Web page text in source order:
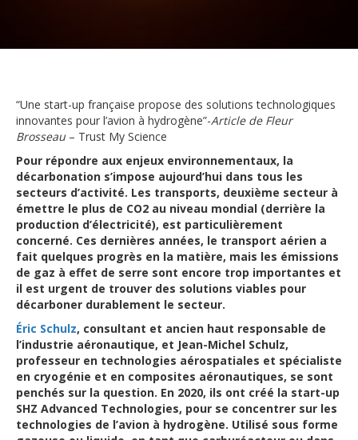
“Une start-up française propose des solutions technologiques
innovantes pour l’avion à hydrogène”-Article de Fleur
Brosseau – Trust My Science
Pour répondre aux enjeux environnementaux, la
décarbonation s’impose aujourd’hui dans tous les
secteurs d’activité. Les transports, deuxième secteur à
émettre le plus de CO2 au niveau mondial (derrière la
production d’électricité), est particulièrement
concerné. Ces dernières années, le transport aérien a
fait quelques progrès en la matière, mais les émissions
de gaz à effet de serre sont encore trop importantes et
il est urgent de trouver des solutions viables pour
décarboner durablement le secteur.
Éric Schulz, consultant et ancien haut responsable de
l’industrie aéronautique, et Jean-Michel Schulz,
professeur en technologies aérospatiales et spécialiste
en cryogénie et en composites aéronautiques, se sont
penchés sur la question. En 2020, ils ont créé la start-up
SHZ Advanced Technologies, pour se concentrer sur les
technologies de l’avion à hydrogène. Utilisé sous forme